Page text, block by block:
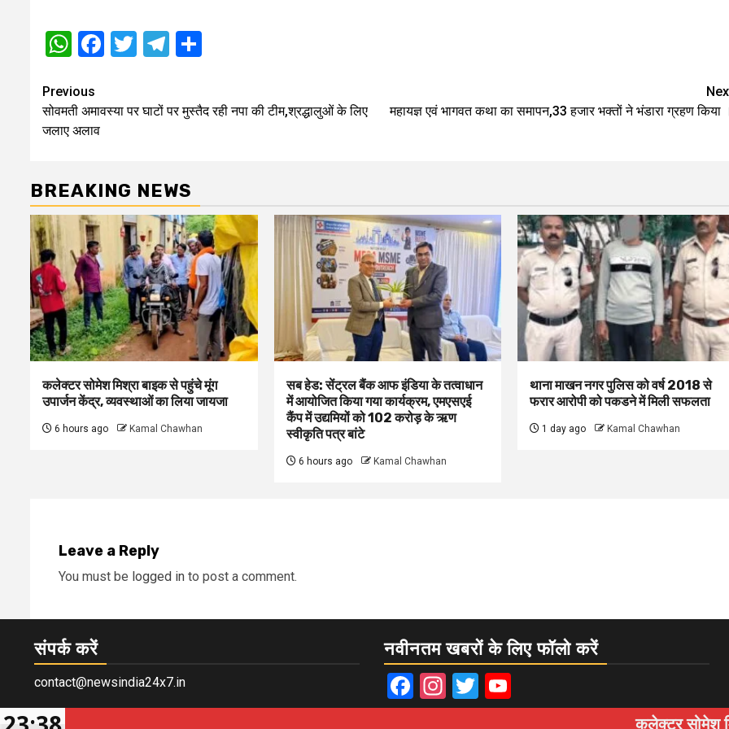
WhatsApp
Facebook
TwitterTelegram
Post
navigation
Previous
सोवमती अमावस्या पर घाटों पर मुस्तैद रही नपा की टीम,श्रद्धालुओं के लिए
जलाए अलाव
महायज्ञ एवं भागवत कथा का समापन,33 हजार भक्तों ने भंडारा ग्रहण किया
BREAKING NEWS
कलेक्टर सोमेश मिश्रा बाइक से पहुंचे मूंग
उपार्जन केंद्र, व्यवस्थाओं का लिया जायजा
6 hours ago Kamal Chawhan
सब हेड: सेंट्रल बैंक आफ इंडिया के तत्वाधान
में आयोजित किया गया कार्यक्रम, एमएसएई
कैंप में उद्यमियों को 102 करोड़ के ऋण
स्वीकृति पत्र बांटे
6 hours ago Kamal Chawhan
थाना माखन नगर पुलिस को वर्ष 2018 से
फरार आरोपी को पकडने में मिली सफलता
1 day ago Kamal Chawhan
Leave a Reply
You must be logged in to post a comment.
संपर्क करें
contact@newsindia24x7.in
नवीनतम खबरों के लिए फॉलो करें
Facebook
Instagram
Twitter
by AF themes.
कलेक्टर सोमेश मिश्रा